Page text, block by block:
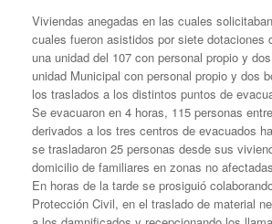
Viviendas anegadas en las cuales
cuales fueron asistidos por siete dotaciones
una unidad del 107 con personal propio y
unidad Municipal con personal propio y dos
los traslados a los distintos puntos de
Se evacuaron en 4 horas, 115 personas
derivados a los tres centros de evacuados
se trasladaron 25 personas desde sus
domicilio de familiares en zonas no
En horas de la tarde se prosiguió
Protección Civil, en el traslado de material